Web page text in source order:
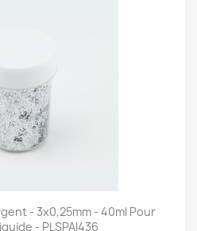
- 3x0,25mm - 40ml Pour
- PLSPAI436